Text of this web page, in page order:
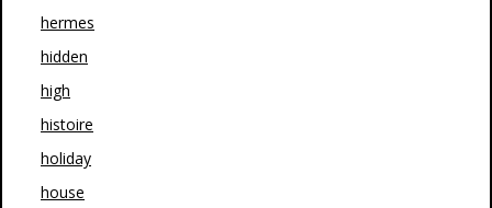
hermes
hidden
high
histoire
holiday
house